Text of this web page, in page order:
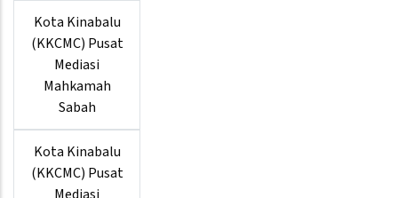
Kota Kinabalu
(KKCMC) Pusat
Mediasi
Mahkamah
Sabah
Kota Kinabalu
(KKCMC) Pusat